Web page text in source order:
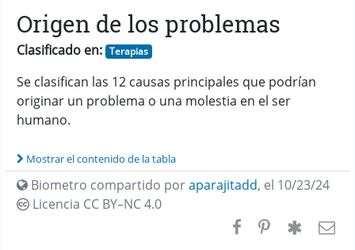
Origen de los problemas
Clasificado en: Terapias
Se clasifican las 12 causas principales que podrían
originar un problema o una molestia en el ser
humano.
Mostrar el contenido de la tabla
Biometro compartido poraparajitadd, el 10/23/24
Licencia CC BY–NC 4.0